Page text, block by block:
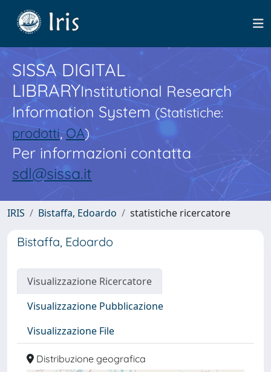
SISSA DIGITAL
LIBRARYInstitutional Research
Information System(Statistiche:
prodotti,OA)
Per informazioni contatta
sdl@sissa.it
IRIS Bistaffa, Edoardo statistiche ricercatore
Bistaffa, Edoardo
Visualizzazione Ricercatore
Visualizzazione Pubblicazione
Visualizzazione File
Distribuzione geografica